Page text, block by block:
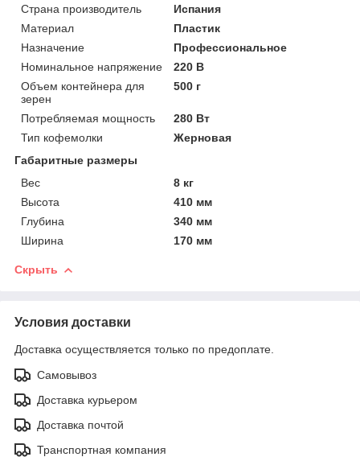
Страна производитель
Испания
Материал
Пластик
Назначение
Профессиональное
Номинальное напряжение
220 В
Объем контейнера для
зерен
500 г
Потребляемая мощность
280 Вт
Тип кофемолки
Жерновая
Габаритные размеры
Вес
8 кг
Высота
410 мм
Глубина
340 мм
Ширина
170 мм
Скрыть
Условия доставки
Доставка осуществляется только по предоплате.
Самовывоз
Доставка курьером
Доставка почтой
Транспортная компания